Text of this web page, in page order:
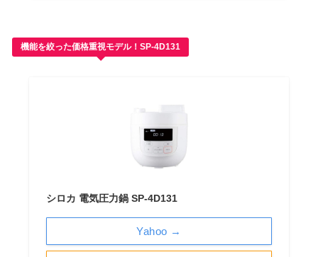
機能を絞った価格重視モデル！SP-4D131
シロカ 電気圧力鍋 SP-4D131
Yahoo →